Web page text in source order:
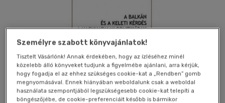
Személyre szabott könyvajánlatok!
Tisztelt Vásárlónk! Annak érdekében, hogy az ízléséhez minél
közelebb álló könyveket tudjunk a figyelmébe ajánlani, arra kérjük,
hogy fogadja el az ehhez szükséges cookie-kat a „Rendben” gomb
megnyomásával. Ennek hiányában weboldalunk csak a weboldal
használata szempontjából legszükségesebb cookie-kat telepíti a
böngészőjébe, de cookie-preferenciáit később is bármikor